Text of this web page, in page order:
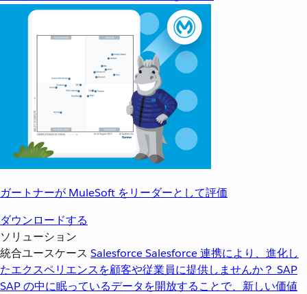
ガートナーが MuleSoft をリーダーとして評価
ダウンロードする
ソリューション
統合ユースケース SalesforceSalesforce 連携により、進化し
たエクスペリエンスを顧客や従業員に提供しませんか？ SAP
SAP の中に眠っているデータを開放することで、新しい価値